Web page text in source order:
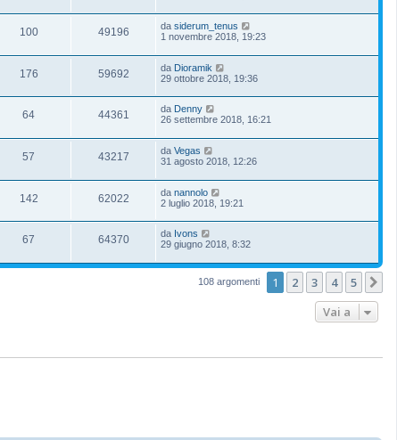
100 49196 da siderum_tenus
1 novembre 2018, 19:23
176 59692 da Dioramik
29 ottobre 2018, 19:36
64 44361 da Denny
26 settembre 2018, 16:21
57 43217 da Vegas
31 agosto 2018, 12:26
142 62022 da nannolo
2 luglio 2018, 19:21
67 64370 da Ivons
29 giugno 2018, 8:32
108 argomenti 1 2 3 4 5
Vai a